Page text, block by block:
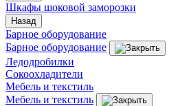
Шкафы шоковой заморозки
Назад
Барное оборудование
Барное оборудование
Ледодробилки
Сокоохладители
Мебель и текстиль
Мебель и текстиль